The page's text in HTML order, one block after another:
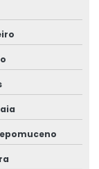
Rolantes